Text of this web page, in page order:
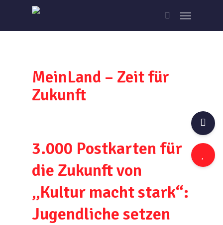
main
search
Menu
MeinLand – Zeit für
Zukunft
3.000 Postkarten für
die Zukunft von
„Kultur macht stark“:
Jugendliche setzen